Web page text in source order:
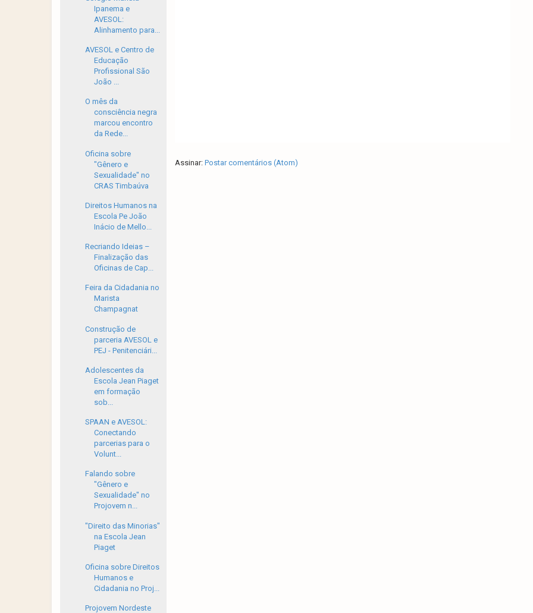
Assinar: Postar comentários (Atom)
Ipanema e
AVESOL:
Alinhamento para...
AVESOL e Centro de
Educação
Profissional São
João ...
O mês da
consciência negra
marcou encontro
da Rede...
Oficina sobre
"Gênero e
Sexualidade" no
CRAS Timbaúva
Direitos Humanos na
Escola Pe João
Inácio de Mello...
Recriando Ideias –
Finalização das
Oficinas de Cap...
Feira da Cidadania no
Marista
Champagnat
Construção de
parceria AVESOL e
PEJ - Penitenciári...
Adolescentes da
Escola Jean Piaget
em formação
sob...
SPAAN e AVESOL:
Conectando
parcerias para o
Volunt...
Falando sobre
"Gênero e
Sexualidade" no
Projovem n...
"Direito das Minorias"
na Escola Jean
Piaget
Oficina sobre Direitos
Humanos e
Cidadania no Proj...
Projovem Nordeste